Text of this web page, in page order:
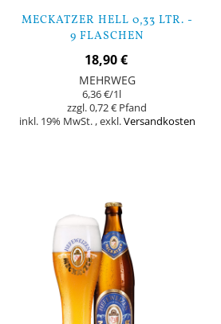
MECKATZER HELL 0,33 LTR. -
9 FLASCHEN
18,90 €
MEHRWEG
6,36 €/1l
0,72 €
inkl. 19% MwSt. ,exkl.Versandkosten